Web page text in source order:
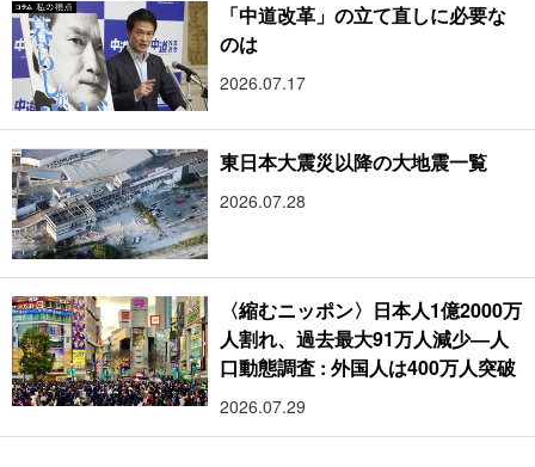
「中道改革」の立て直しに必要な
のは
2026.07.17
東日本大震災以降の大地震一覧
2026.07.28
〈縮むニッポン〉日本人1億2000万
人割れ、過去最大91万人減少―人
口動態調査 : 外国人は400万人突破
2026.07.29